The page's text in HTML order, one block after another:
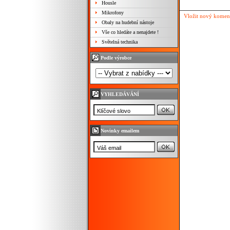
Housle
Mikrofony
Obaly na hudební nástoje
Vše co hledáte a nenajdete !
Světelná technika
Podle výrobce
VYHLEDÁVÁNÍ
Novinky emailem
Vložit nový